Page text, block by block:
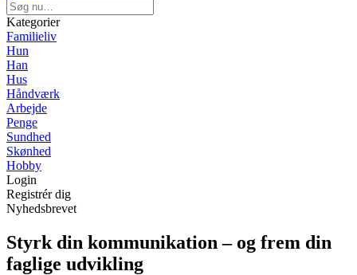
Kategorier
Familieliv
Hun
Han
Hus
Håndværk
Arbejde
Penge
Sundhed
Skønhed
Hobby
Login
Registrér dig
Nyhedsbrevet
Styrk din kommunikation – og frem din
faglige udvikling